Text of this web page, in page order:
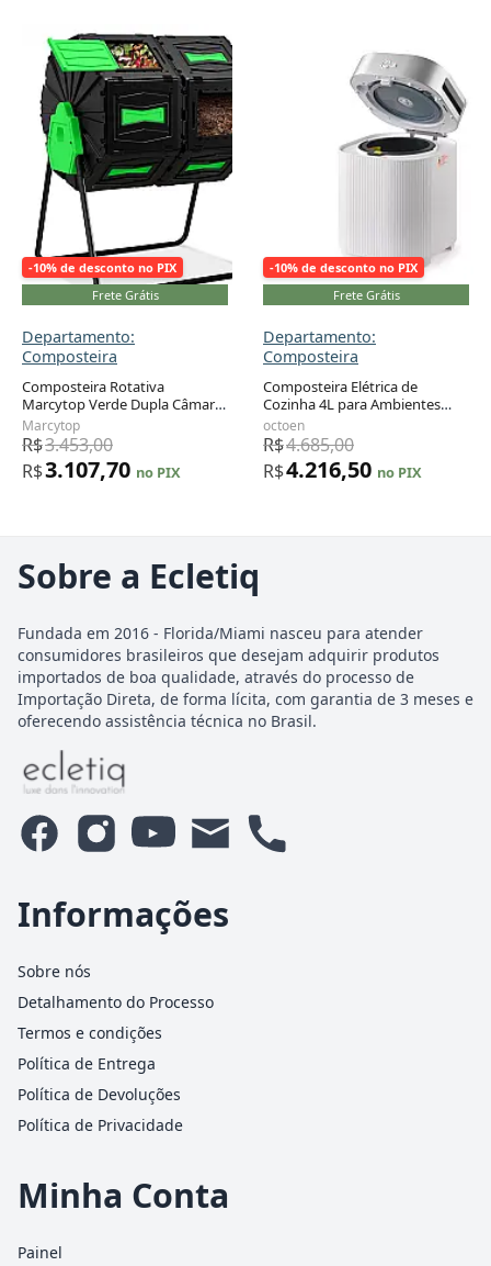
-10% de desconto no PIX
Frete Grátis
Departamento:
Composteira
Composteira Rotativa
Marcytop Verde Dupla Câmara
170 L, Estrutura em Aço,
Polipropileno Resistente – Uso
Externo
Marcytop
R$3.453,00
R$3.107,70 no PIX
-10% de desconto no PIX
Frete Grátis
Departamento:
Composteira
Composteira Elétrica de
Cozinha 4L para Ambientes
Internos e Externos com 3
Modos, Higienizador de Luz
UV-C de Limpeza Automática
octoen
R$4.685,00
R$4.216,50 no PIX
Sobre a Ecletiq
Fundada em 2016 - Florida/Miami nasceu para atender
consumidores brasileiros que desejam adquirir produtos
importados de boa qualidade, através do processo de
Importação Direta, de forma lícita, com garantia de 3 meses e
oferecendo assistência técnica no Brasil.
Informações
Sobre nós
Detalhamento do Processo
Termos e condições
Política de Entrega
Política de Devoluções
Política de Privacidade
Minha Conta
Painel